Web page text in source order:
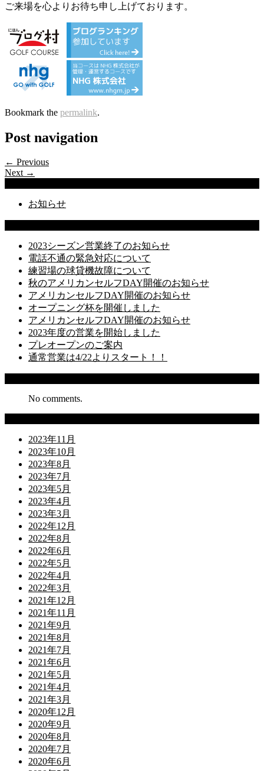
ご来場を心よりお待ち申し上げております。
Bookmark the permalink.
Post navigation
← Previous
Next →
お知らせ
2023シーズン営業終了のお知らせ
電話不通の緊急対応について
練習場の球貸機故障について
秋のアメリカンセルフDAY開催のお知らせ
アメリカンセルフDAY開催のお知らせ
オープニング杯を開催しました
アメリカンセルフDAY開催のお知らせ
2023年度の営業を開始しました
プレオープンのご案内
通常営業は4/22よりスタート！！
No comments.
2023年11月
2023年10月
2023年8月
2023年7月
2023年5月
2023年4月
2023年3月
2022年12月
2022年8月
2022年6月
2022年5月
2022年4月
2022年3月
2021年12月
2021年11月
2021年9月
2021年8月
2021年7月
2021年6月
2021年5月
2021年4月
2021年3月
2020年12月
2020年9月
2020年8月
2020年7月
2020年6月